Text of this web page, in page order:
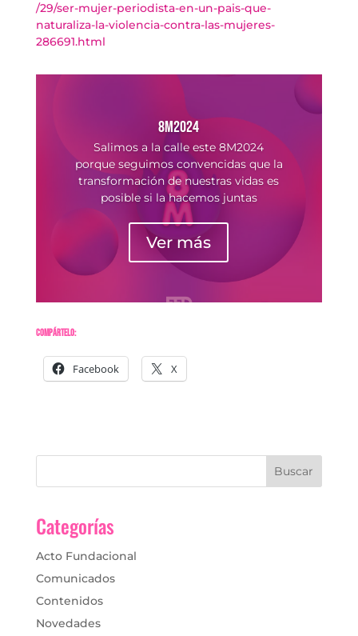
/29/ser-mujer-periodista-en-un-pais-que-
naturaliza-la-violencia-contra-las-mujeres-
286691.html
8M2024
Salimos a la calle este 8M2024
porque seguimos convencidas que la
transformación de nuestras vidas es
posible si la hacemos juntas
Ver más
Compártelo:
Facebook X
Categorías
Acto Fundacional
Comunicados
Contenidos
Novedades